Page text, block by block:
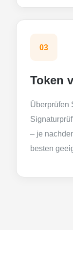
03
Token
Überprüfen
– je
besten